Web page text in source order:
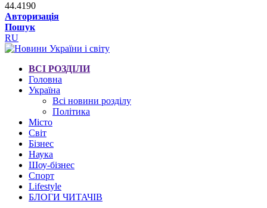
44.4190
Авторизація
Пошук
RU
ВСІ РОЗДІЛИ
Головна
Україна
Всі новини розділу
Політика
Місто
Світ
Бізнес
Наука
Шоу-бізнес
Спорт
Lifestyle
БЛОГИ ЧИТАЧІВ